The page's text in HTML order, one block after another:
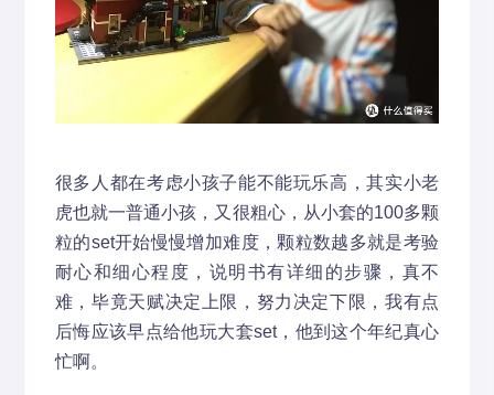
很多人都在考虑小孩子能不能玩乐高，其实小老
虎也就一普通小孩，又很粗心，从小套的100多颗
粒的set开始慢慢增加难度，颗粒数越多就是考验
耐心和细心程度，说明书有详细的步骤，真不
难，毕竟天赋决定上限，努力决定下限，我有点
后悔应该早点给他玩大套set，他到这个年纪真心
忙啊。